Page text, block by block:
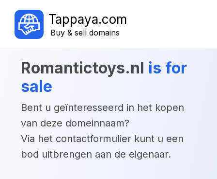
Tappaya.com
Buy & sell domains
romantictoys.nl is for
sale
Bent u geïnteresseerd in het kopen
van deze domeinnaam?
Via het contactformulier kunt u een
bod uitbrengen aan de eigenaar.